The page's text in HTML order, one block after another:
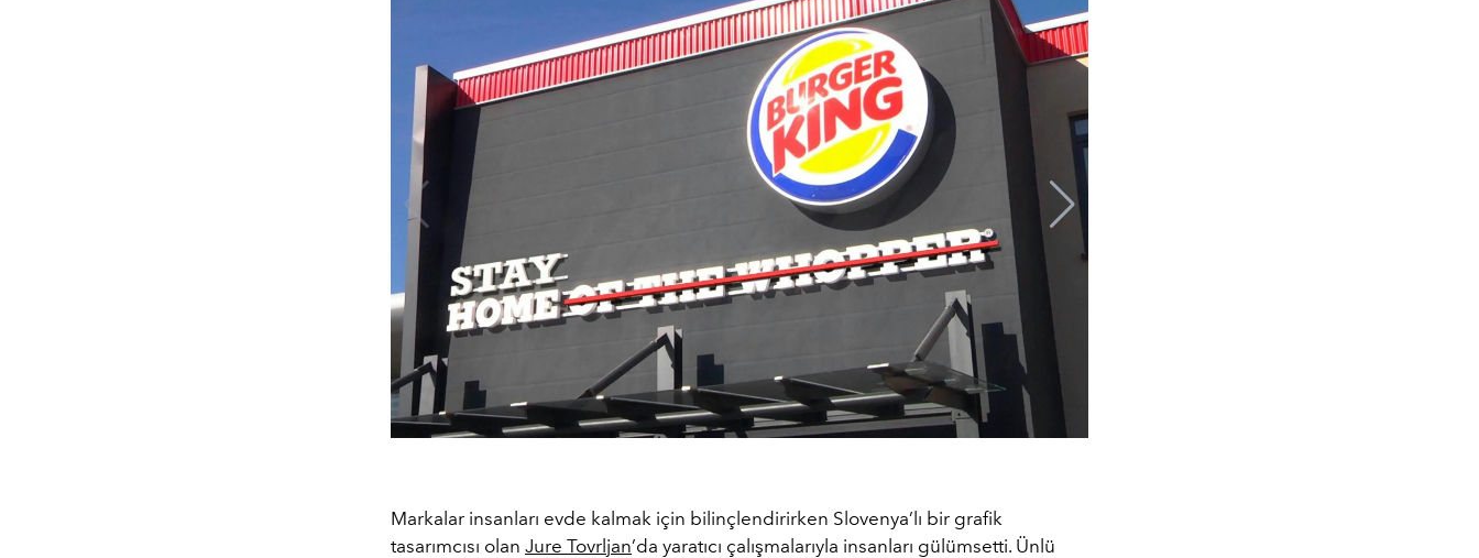
Markalar insanları evde kalmak için bilinçlendirirken Slovenya’lı bir grafik
tasarımcısı olan Jure Tovrljan’da yaratıcı çalışmalarıyla insanları gülümsetti. Ünlü